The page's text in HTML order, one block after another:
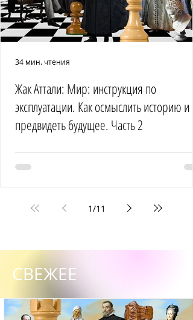
Жак Аттали: Мир: инструкция по
эксплуатации. Как осмыслить историю и
предвидеть будущее. Часть 2
34 мин. чтения
1/11
СВЕЖЕЕ